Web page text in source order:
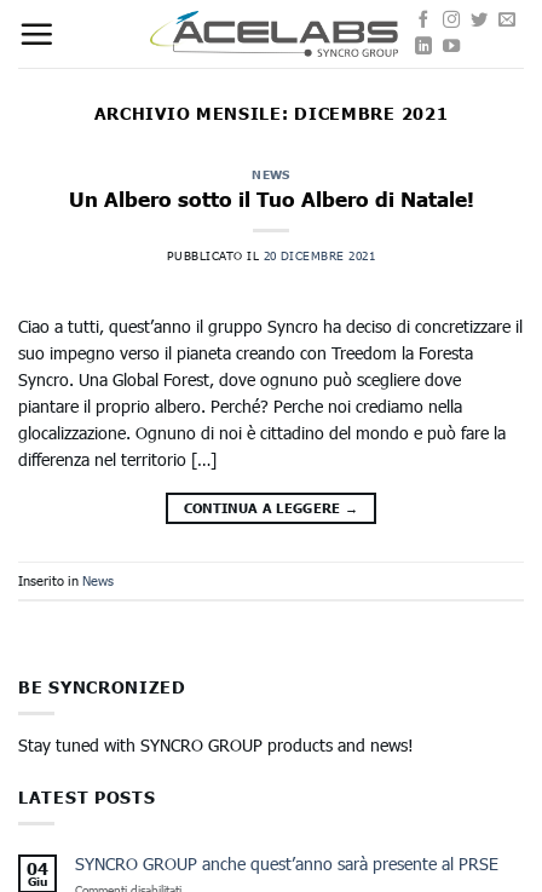
content
ARCHIVIO MENSILE: DICEMBRE 2021
NEWS
Un Albero sotto il Tuo Albero di Natale!
PUBBLICATO IL 20 DICEMBRE 2021
Ciao a tutti, quest’anno il gruppo Syncro ha deciso di concretizzare il
suo impegno verso il pianeta creando con Treedom la Foresta
Syncro. Una Global Forest, dove ognuno può scegliere dove
piantare il proprio albero. Perché? Perche noi crediamo nella
glocalizzazione. Ognuno di noi è cittadino del mondo e può fare la
differenza nel territorio […]
CONTINUA A LEGGERE →
Inserito in News
BE SYNCRONIZED
Stay tuned with SYNCRO GROUP products and news!
LATEST POSTS
04
Giu
SYNCRO GROUP anche quest’anno sarà presente al PRSE
su